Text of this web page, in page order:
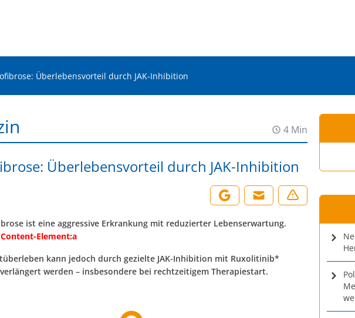
Überlebensvorteil durch JAK-Inhibition
4 Min
Überlebensvorteil durch JAK-Inhibition
ist eine aggressive Erkrankung mit reduzierter Lebenserwartung.
Element:a
kann jedoch durch gezielte JAK-Inhibition mit Ruxolitinib*
werden – insbesondere bei rechtzeitigem Therapiestart.